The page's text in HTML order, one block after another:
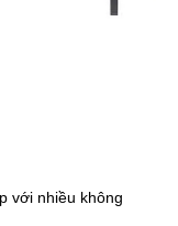
với nhiều không